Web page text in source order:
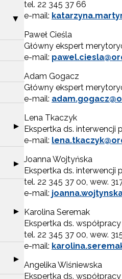
Zwiń sekcję "Odbiór
▶
Rozwiń sekcję "Opracowanie i
▶
Rozwiń sekcję "Pilotażowe
▶
Rozwiń sekcję "Rozwój
▶
Rozwiń sekcję "Rządowy program
▶
tel. 22 345 37 66
e-mail:
Paweł Cieśla
Główny ekspert
e-mail:
Adam Gogacz
Główny ekspert
e-mail:
Lena Tkaczyk
Ekspertka ds. interwencji
e-mail:
Joanna Wojtyńska
Ekspertka ds. interwencji
tel. 22 345 37 00, wew.
e-mail:
Karolina Seremak
Ekspertka ds.
tel. 22 345 37 00, wew.
e-mail:
Angelika Wiśniewska
Ekspertka ds.